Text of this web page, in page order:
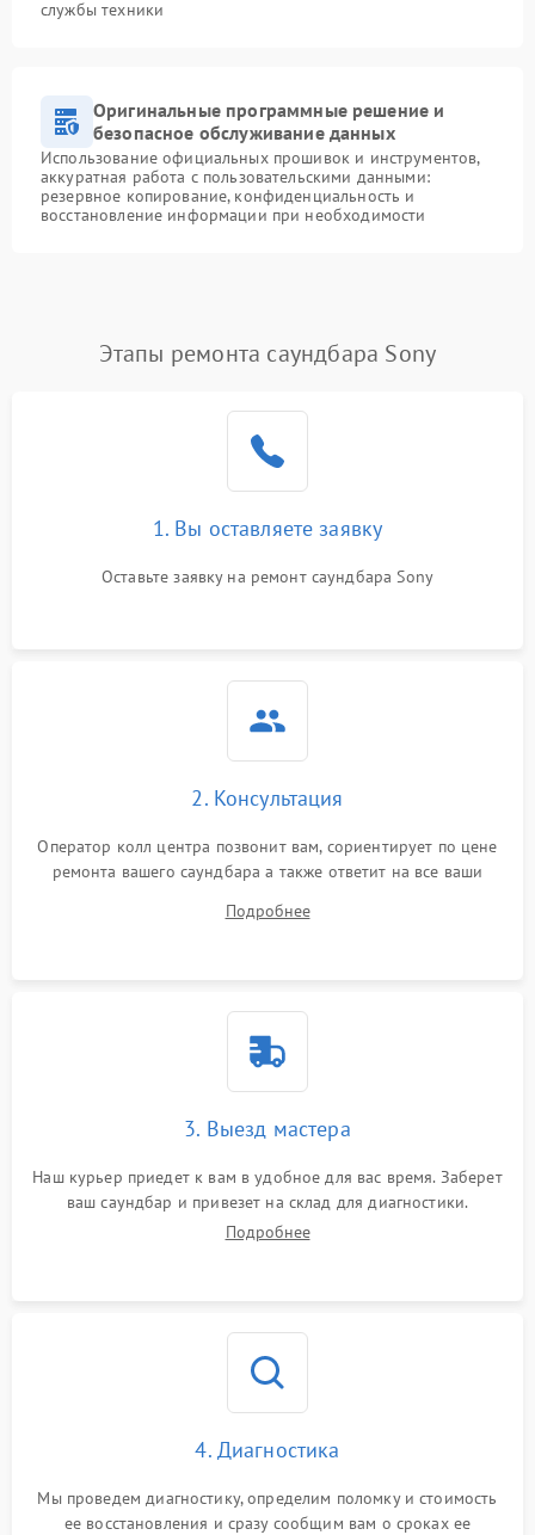
службы техники
Оригинальные программные решение и
безопасное обслуживание данных
Использование официальных прошивок и инструментов,
аккуратная работа с пользовательскими данными:
резервное копирование, конфиденциальность и
восстановление информации при необходимости
Этапы ремонта саундбара Sony
1. Вы оставляете заявку
Оставьте заявку на ремонт саундбара Sony
2. Консультация
Оператор колл центра позвонит вам, сориентирует по цене
ремонта вашего саундбара а также ответит на все ваши
Подробнее
3. Выезд мастера
Наш курьер приедет к вам в удобное для вас время. Заберет
ваш саундбар и привезет на склад для диагностики.
Подробнее
4. Диагностика
Мы проведем диагностику, определим поломку и стоимость
ее восстановления и сразу сообщим вам о сроках ее